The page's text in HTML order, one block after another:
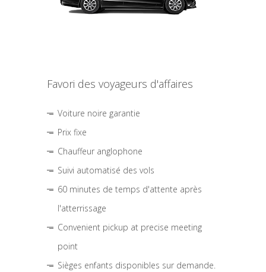
Favori des voyageurs d'affaires
Voiture noire garantie
Prix fixe
Chauffeur anglophone
Suivi automatisé des vols
60 minutes de temps d'attente après
l'atterrissage
Convenient pickup at precise meeting
point
Sièges enfants disponibles sur demande.